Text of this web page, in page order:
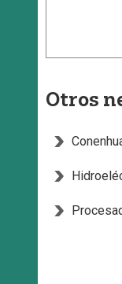
Otros